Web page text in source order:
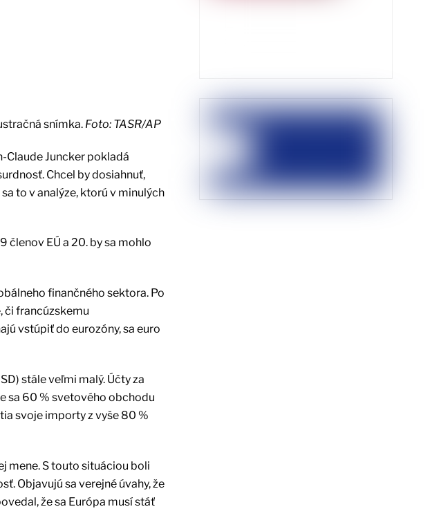
snímka. Foto: TASR/AP
Claude Juncker pokladá
Chcel by dosiahnuť,
to v analýze, ktorú v minulých
členov EÚ a 20. by sa mohlo
finančného sektora. Po
či francúzskemu
vstúpiť do eurozóny, sa euro
stále veľmi malý. Účty za
sa 60 % svetového obchodu
svoje importy z vyše 80 %
mene. S touto situáciou boli
Objavujú sa verejné úvahy, že
že sa Európa musí stáť